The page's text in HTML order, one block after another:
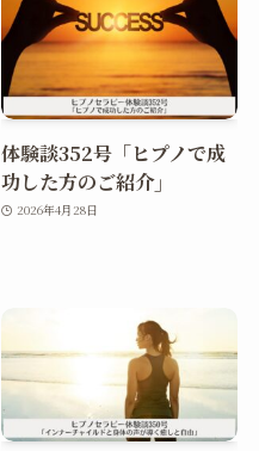
体験談352号「ヒプノで成
功した方のご紹介」
2026年4月28日